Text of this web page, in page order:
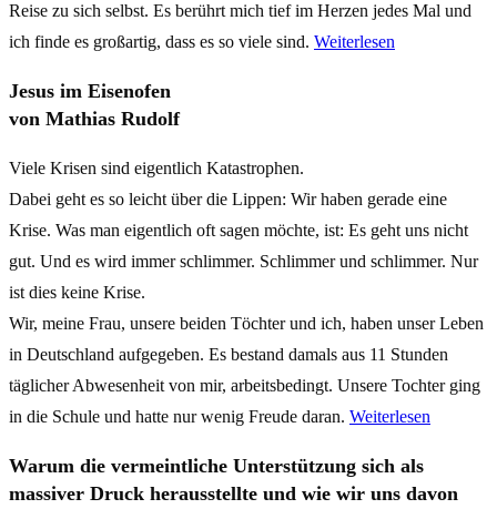
Reise zu sich selbst. Es berührt mich tief im Herzen jedes Mal und
ich finde es großartig, dass es so viele sind. Weiterlesen
Jesus im Eisenofen
von Mathias Rudolf
Viele Krisen sind eigentlich Katastrophen.
Dabei geht es so leicht über die Lippen: Wir haben gerade eine
Krise. Was man eigentlich oft sagen möchte, ist: Es geht uns nicht
gut. Und es wird immer schlimmer. Schlimmer und schlimmer. Nur
ist dies keine Krise.
Wir, meine Frau, unsere beiden Töchter und ich, haben unser Leben
in Deutschland aufgegeben. Es bestand damals aus 11 Stunden
täglicher Abwesenheit von mir, arbeitsbedingt. Unsere Tochter ging
in die Schule und hatte nur wenig Freude daran. Weiterlesen
Warum die vermeintliche Unterstützung sich als
massiver Druck herausstellte und wie wir uns davon